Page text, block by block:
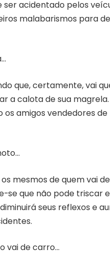
ser acidentado pelos
malabarismos para
que, certamente, vai
a calota de sua
os amigos vendedores de
mesmos de quem vai
se que não pode triscar
seus reflexos e
vai de carro…